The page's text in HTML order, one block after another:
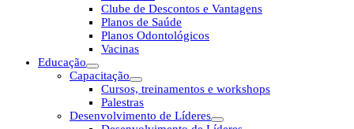
Clube de Descontos e Vantagens
Planos de Saúde
Planos Odontológicos
Vacinas
Educação
Capacitação
Cursos, treinamentos e workshops
Palestras
Desenvolvimento de Líderes